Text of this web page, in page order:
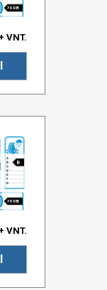
70 DB
VNT.
B
70 DB
VNT.